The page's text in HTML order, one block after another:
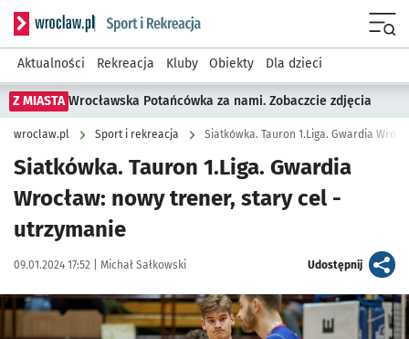
Serwis informacyjny wroclaw.pl podserwis: Sport i rekreacja
Aktualności Rekreacja Kluby Obiekty Dla dzieci
Z MIASTA Wrocławska Potańcówka za nami. Zobaczcie zdjęcia
wroclaw.pl Sport i rekreacja Siatkówka. Tauron 1.Liga. Gwardia
Siatkówka. Tauron 1.Liga. Gwardia
Wrocław: nowy trener, stary cel -
utrzymanie
Data publikacji:
09.01.2024 17:52 | Autor:
Michał Sałkowski Udostępnijartykuł
Kliknij, aby powiększyć